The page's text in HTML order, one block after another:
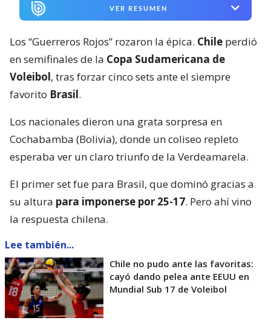
VER RESUMEN
Los “Guerreros Rojos” rozaron la épica. Chile perdió
en semifinales de la Copa Sudamericana de
Voleibol, tras forzar cinco sets ante el siempre
favorito Brasil.
Los nacionales dieron una grata sorpresa en
Cochabamba (Bolivia), donde un coliseo repleto
esperaba ver un claro triunfo de la Verdeamarela.
El primer set fue para Brasil, que dominó gracias a
su altura para imponerse por 25-17. Pero ahí vino
la respuesta chilena.
Lee también...
Chile no pudo ante las favoritas:
cayó dando pelea ante EEUU en
Mundial Sub 17 de Voleibol